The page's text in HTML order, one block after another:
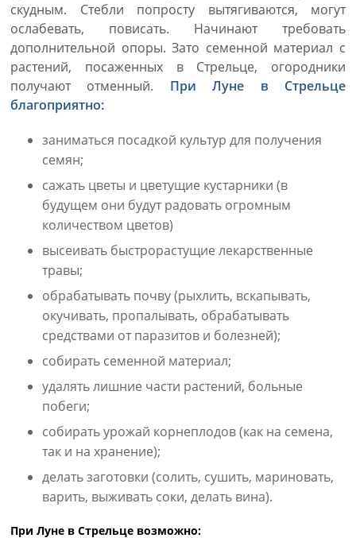
скудным. Стебли попросту вытягиваются, могут
ослабевать, повисать. Начинают требовать
дополнительной опоры. Зато семенной материал с
растений, посаженных в Стрельце, огородники
получают отменный. При Луне в Стрельце
благоприятно:
заниматься посадкой культур для получения
семян;
сажать цветы и цветущие кустарники (в
будущем они будут радовать огромным
количеством цветов)
высеивать быстрорастущие лекарственные
травы;
обрабатывать почву (рыхлить, вскапывать,
окучивать, пропалывать, обрабатывать
средствами от паразитов и болезней);
собирать семенной материал;
удалять лишние части растений, больные
побеги;
собирать урожай корнеплодов (как на семена,
так и на хранение);
делать заготовки (солить, сушить, мариновать,
варить, выживать соки, делать вина).
При Луне в Стрельце возможно: